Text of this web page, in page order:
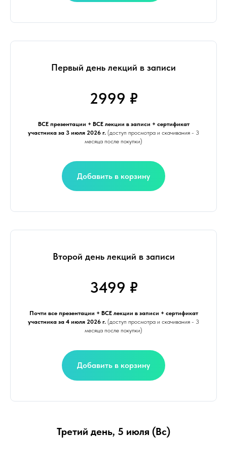
Первый день лекций в записи
2999 ₽
ВСЕ презентации + ВСЕ лекции в записи + сертификат
участника за 3 июля 2026 г. (доступ просмотра и скачивания - 3
месяца после покупки)
Добавить в корзину
Второй день лекций в записи
3499 ₽
Почти все презентации + ВСЕ лекции в записи + сертификат
участника за 4 июля 2026 г. (доступ просмотра и скачивания - 3
месяца после покупки)
Добавить в корзину
Третий день, 5 июля (Вс)